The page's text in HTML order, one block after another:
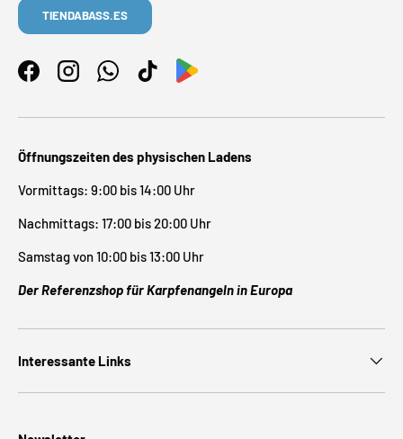
TIENDABASS.ES
FacebookInstagramWhatsAppTikTok
Öffnungszeiten des physischen Ladens
Vormittags: 9:00 bis 14:00 Uhr
Nachmittags: 17:00 bis 20:00 Uhr
Samstag von 10:00 bis 13:00 Uhr
Der Referenzshop für Karpfenangeln in Europa
Interessante Links